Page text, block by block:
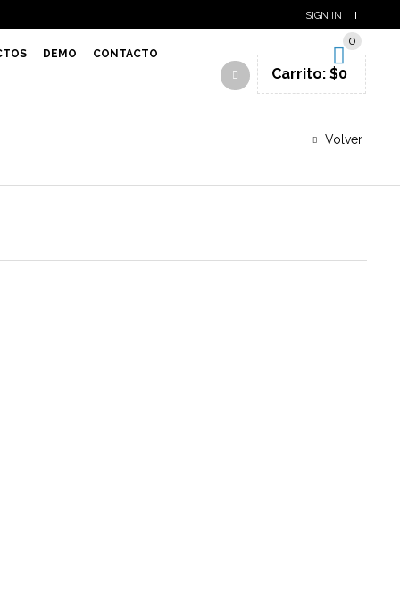
SIGN IN
DEMO CONTACTO
0
Carrito: $0
Volver